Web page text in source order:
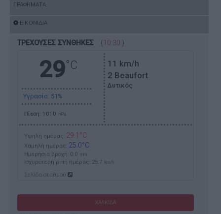
ΓΡΑΦΗΜΑΤΑ
ΕΙΚΟΝΙΔΙΑ
ΤΡΕΧΟΥΣΕΣ ΣΥΝΘΗΚΕΣ (10:30 )
29°C
Υγρασία: 51%
Πίεση: 1010 hPa
11 km/h
2 Beaufort
Δυτικός
Υψηλή ημέρας: 29.1°C
Χαμηλή ημέρας: 25.0°C
Ημερήσια βροχή: 0.0 mm
Ισχυρότερη ριπή ημέρας: 25.7 km/h
Σελίδα σταθμού
ΧΑΛΚΙΔΑ